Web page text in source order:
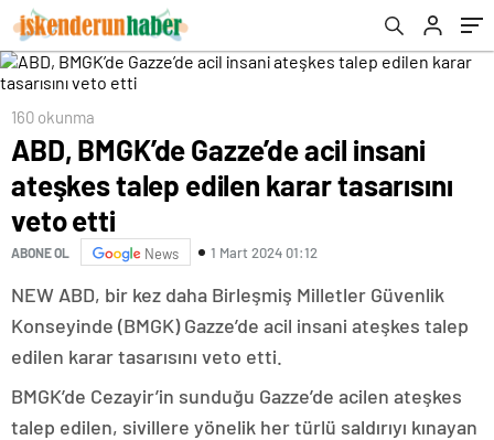
160 okunma
ABD, BMGK’de Gazze’de acil insani
ateşkes talep edilen karar tasarısını
veto etti
ABONE OL News 1 Mart 2024 01:12
NEW ABD, bir kez daha Birleşmiş Milletler Güvenlik
Konseyinde (BMGK) Gazze’de acil insani ateşkes talep
edilen karar tasarısını veto etti.
BMGK’de Cezayir’in sunduğu Gazze’de acilen ateşkes
talep edilen, sivillere yönelik her türlü saldırıyı kınayan